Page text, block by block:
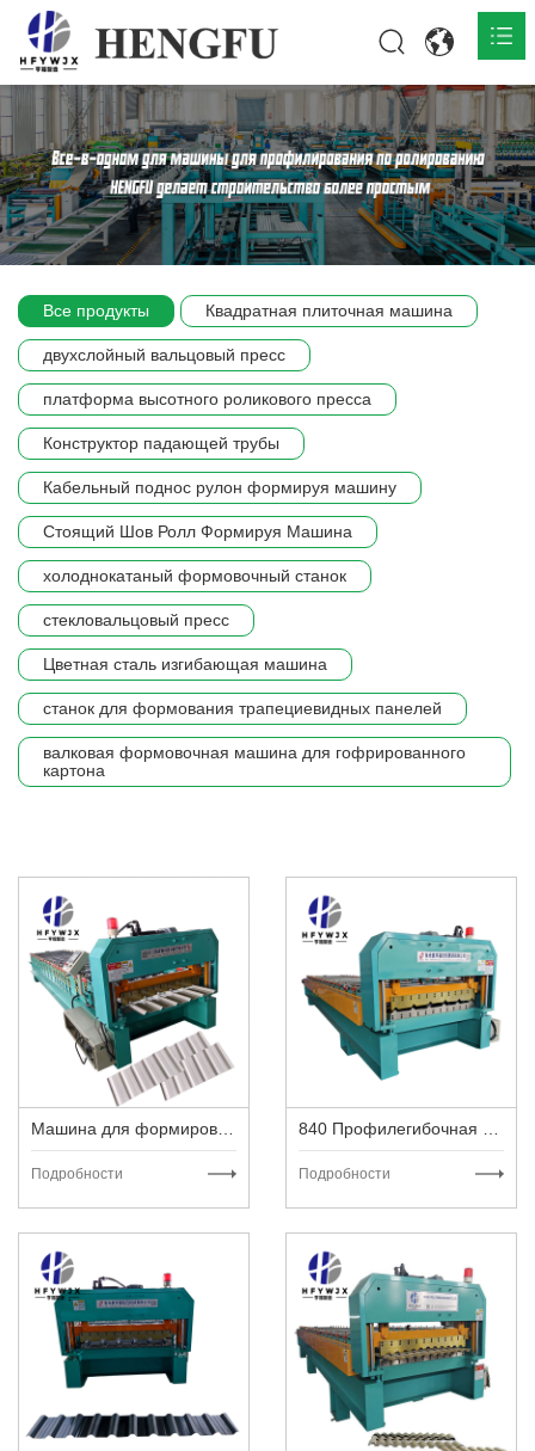
Главная
О нас 
Продукты 
Сцена компании
Все продукты Квадратная плиточная машина
двухслойный вальцовый пресс
платформа высотного роликового пресса
Конструктор падающей трубы
Кабельный поднос рулон формируя машину
Стоящий Шов Ролл Формируя Машина
холоднокатаный формовочный станок
стекловальцовый пресс
Цветная сталь изгибающая машина
станок для формования трапециевидных панелей
валковая формовочная машина для гофрированного
картона
Подробности Подробности